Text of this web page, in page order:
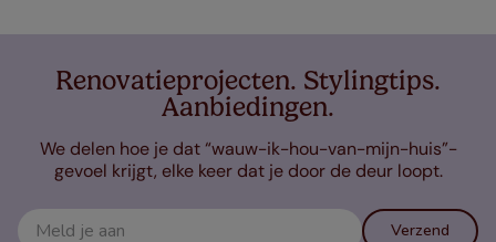
Renovatieprojecten. Stylingtips.
Aanbiedingen.
We delen hoe je dat “wauw-ik-hou-van-mijn-huis”-
gevoel krijgt, elke keer dat je door de deur loopt.
Verzend